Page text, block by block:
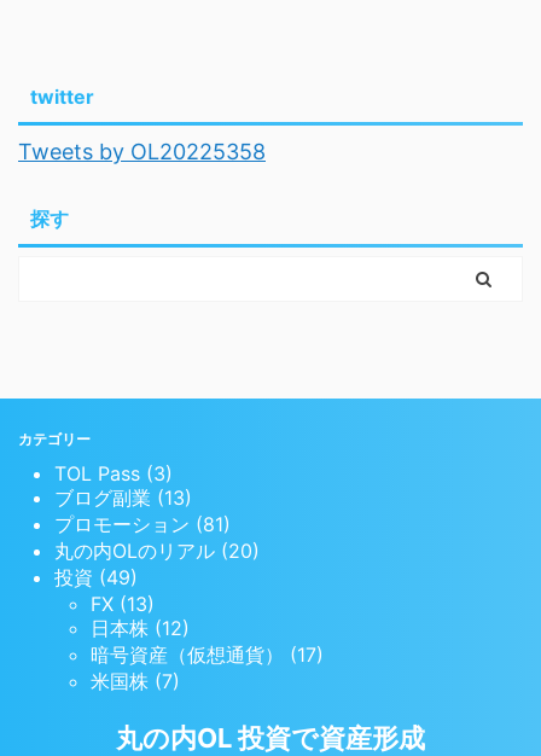
twitter
Tweets by OL20225358
探す
カテゴリー
TOL Pass (3)
ブログ副業 (13)
プロモーション (81)
丸の内OLのリアル (20)
投資 (49)
FX (13)
日本株 (12)
暗号資産（仮想通貨） (17)
米国株 (7)
丸の内OL 投資で資産形成